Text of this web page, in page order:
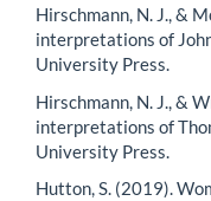
Hirschmann, N. J., &
interpretations of
University Press.
Hirschmann, N. J., &
interpretations of
University Press.
Hutton, S. (2019).